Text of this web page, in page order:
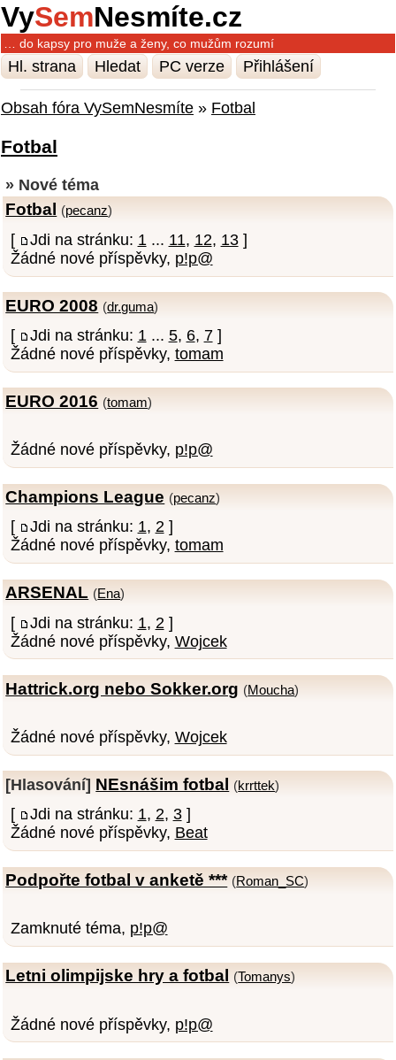
VySemNesmíte.cz
… do kapsy pro muže a ženy, co mužům rozumí
Hl. strana Hledat PC verze Přihlášení
Obsah fóra VySemNesmíte » Fotbal
Fotbal
» Nové téma
Fotbal (pecanz)
[ Jdi na stránku: 1 ... 11, 12, 13]
Žádné nové příspěvky, p!p@
EURO 2008 (dr.guma)
[ Jdi na stránku: 1... 5, 6, 7]
Žádné nové příspěvky, tomam
EURO 2016 (tomam)
Žádné nové příspěvky, p!p@
Champions League (pecanz)
[ Jdi na stránku: 1, 2]
Žádné nové příspěvky, tomam
ARSENAL (Ena)
[ Jdi na stránku: 1, 2 ]
Žádné nové příspěvky, Wojcek
Hattrick.org nebo Sokker.org (Moucha)
Žádné nové příspěvky, Wojcek
[Hlasování] NEsnášim fotbal (krrttek)
[ Jdi na stránku: 1, 2, 3]
Žádné nové příspěvky, Beat
Podpořte fotbal v anketě *** (Roman_SC)
Zamknuté téma, p!p@
Letni olimpijske hry a fotbal (Tomanys)
Žádné nové příspěvky, p!p@